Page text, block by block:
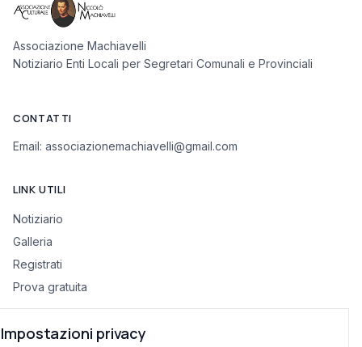
Associazione Machiavelli
Notiziario Enti Locali per Segretari Comunali e Provinciali
CONTATTI
Email: associazionemachiavelli@gmail.com
LINK UTILI
Notiziario
Galleria
Registrati
Prova gratuita
INFORMAZIONI LEGALI
Impostazioni privacy